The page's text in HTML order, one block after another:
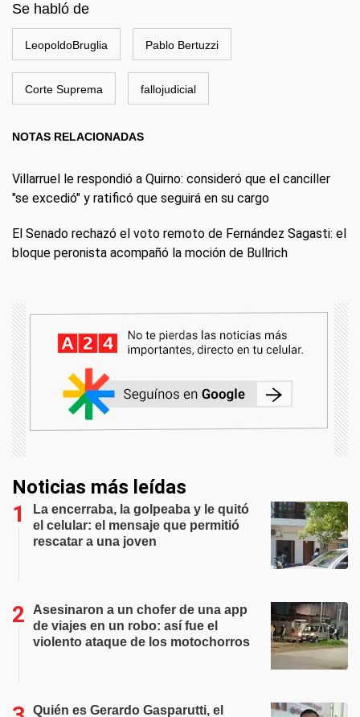
Se habló de
LeopoldoBruglia Pablo Bertuzzi
Corte Suprema fallojudicial
NOTAS RELACIONADAS
Villarruel le respondió a Quirno: consideró que el canciller
"se excedió" y ratificó que seguirá en su cargo
El Senado rechazó el voto remoto de Fernández Sagasti: el
bloque peronista acompañó la moción de Bullrich
Noticias más leídas
La encerraba, la golpeaba y le quitó
el celular: el mensaje que permitió
rescatar a una joven
Asesinaron a un chofer de una app
de viajes en un robo: así fue el
violento ataque de los motochorros
Quién es Gerardo Gasparutti, el